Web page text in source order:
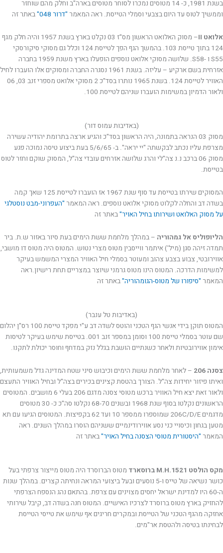
בשנת 1981, כ- 14 מטוסים נמכרו לסוחר מטוסים בארה"ב וחלק מהם שוחזר
וממשיך לטוס עד היום בצבעי וסמלי הטייסת. ראה המאמר "דרור 048" באתר זה
אלואט II
– מסוק האלואט הראשון מס"ז 03 נקלט בארץ בשנת 1957 והיה חלק מגף
124 בתוך טייסת 103. בהמשך הגף הפך לטייסת 124 וכלל גם מסוקי סיקורסקי
S55 ו -S58. שלושה מסוקי אלואט נוספים הופעלו בארץ משנת 1959 בחברה
אזרחית בשם ארקיע – עליזה. בשנת 1961 נסגרה החברה ומסוקים אלו הועברו לחיל
האוויר לטייסת 124. בשנת 1965 נותרו בסד"כ 2 מסוקי אלואט מספרי זנב 03, 06
ולאור הדמיון במשימות הועברו שניהם לטייסת 100.
(באדיבות עמוס דור)
מסוק 03 הנראה בתמונה, היה הראשון בסד"כ והגיע ארצה בתרומת יהודיה עשירה
מצרפת עליו נכתב לבקשתה "יי יראה". ב- 5/6/65 בעת ביצוע טיסה נמוכה פגע
מסוק 06 ברכב נ.נ צה"לי והרג שלושה אזרחים עובדי צה"ל, המסוק שוקם וחזר לטוס
בטייסת.
המסוקים שירתו בטייסת עד סוף שנת 1967 אז הועברו לטייסת 125 שאך קמה
בשדה דב והחלה לקלוט מסוקי אלואט נוספים. ראה המאמר "העפרוני-מבט נוסטלגי
על מסוק האלואט ושירותו בחיל האויר"באתר זה
הליופוליס אל גמהוריה – במהלך מלחמת ששת הימים בעת סיור באזור ש.ת. ביר
תמדה זיהה סגן (מיל') איתמר ווייסבין מטוס מצרי נטוש. המטוס היה מטוס דו מושבי,
אווירובטי, צבוע בצבע צהוב ומעוטר בסמלי חיל האוויר המצרי המשמש בעיקר
למשימות הדרכה. המטוס הינו מטוס גרמני שיוצר במצריים תחת רישיון.ראה
המאמר "סיפורו של מטוס-הגומהוריה"באתר זה
(באדיבות טל ענבר)
המטוס תוקן בידי אנשי הגף הטכני והוטס לשדה דב ע"י מפקד טייסת 100 רס"ן יהלום
שם עוטר בסמלי טייסת 100 וסומן במספר זנב 001. בטייסת שימש בעיקר לטיסות
אימון אווירובטיות ולאחר כשנתיים הושבת בגלל נזק במדחף וחוסר יכולת לתקנו.
צסנה 206
– לאחר מלחמת ששת הימים וכיבוש סיני שטח המדינה גדל משמעותית,
ואיתו פיזור יחידות צה"ל. הצורך בהטסת קצינים בכירים בצה"ל ובחיל האוויר התעצם
ולאור זאת יצא חיל האוויר ברכש מטוסי צסנה מדגם 206 בעלי 6 מושבים. המטוסים
הראשונים נקלטו בסוף שנת 1968 ובשנים 68-70 נקלטו סה"כ כ- 30 מטוסים
מדגמים 206C/D/E שמוספרו ממספר 10 ועד 62 בקפיצות. המטוסים הגיעו עם תא
מטען בגחון וכיסויי כני נסע אווירודינמיים ששניהם הוסרו במהלך השנים. ראה
המאמר "היסטורית מטוסי הצסנה בחיל האויר"באתר זה
מקס הולסט M.H.1521 ברוסארד
מטוס הברוסרד היה מטוס מייצור צרפתי בעל
כושר נשיאה של טייס ו-5 נוסעים ובעל ביצועי המראה ונחיתה קצרים. במהלך שנות
ה-60 היו למדינת ישראל יחסים מצוינים עם צרפת. בהתאם נהג הנספח הצרפתי
להחזיק בארץ מטוס ברוסרד לצרכיו האישיים. המטוס חנה בשדה דב, קיבל שירותי
אחזקה מהגף הטכני של הטייסת ובמקרים חריגים אף שימש את טייסי הטייסת
לבחינתו בטיסה ולהטסת אר"מים.